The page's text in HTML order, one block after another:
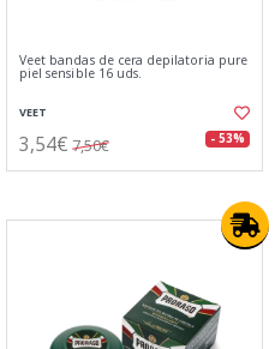
Veet bandas de cera depilatoria pure
piel sensible 16 uds.
VEET
3,54€ 7,50€ - 53%